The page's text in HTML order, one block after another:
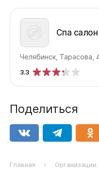
Спа
Челябинск, Тарасова,
3.3
Поделиться
Главная Организации